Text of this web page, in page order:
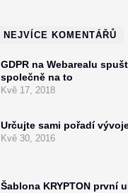
NEJVÍCE KOMENTÁŘŮ
GDPR na Webarealu
společně na to
Kvě 17, 2018
Určujte sami pořadí
Kvě 30, 2016
Šablona KRYPTON první